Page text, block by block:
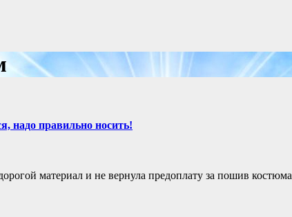
надо правильно носить!
материал и не вернула предоплату за пошив костюма